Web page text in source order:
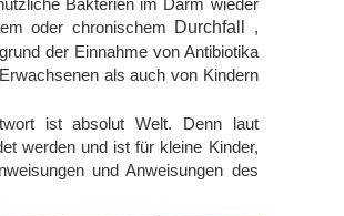
Bakterien im Darm wieder
oder chronischem Durchfall
,
der Einnahme von Antibiotika
als auch von Kindern
ist absolut Welt. Denn laut
werden und ist für kleine Kinder,
und Anweisungen des